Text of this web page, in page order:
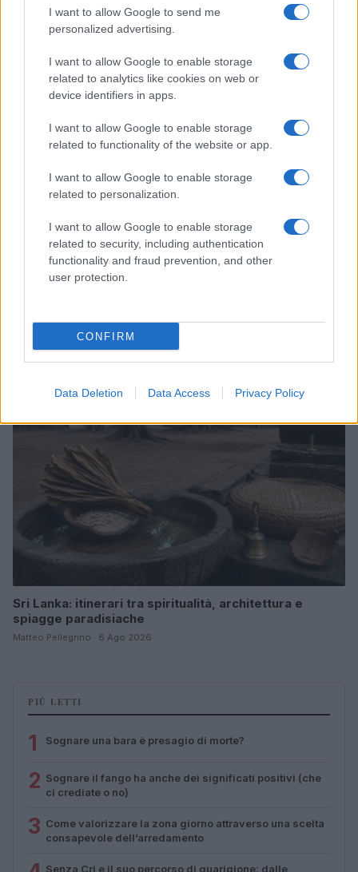
I want to allow Google to send me
personalized advertising.
I want to allow Google to enable storage
related to analytics like cookies on web or
device identifiers in apps.
I want to allow Google to enable storage
related to functionality of the website or app.
I want to allow Google to enable storage
related to personalization.
I want to allow Google to enable storage
related to security, including authentication
functionality and fraud prevention, and other
user protection.
CONFIRM
Data Deletion Data Access Privacy Policy
Come ottenere ricci morbidi e definiti con la giusta
routine di cura
Madeira nel weekend del 9 agosto
Sri Lanka: itinerari tra spiritualità, architettura e
spiagge paradisiache
Matteo Pellegrino · 8 Ago 2026
PIÙ LETTI
1 Sognare una bara è presagio di morte?
2 Sognare il fango ha anche dei significati positivi (che
ci crediate o no)
3 Come valorizzare la zona giorno attraverso una scelta
consapevole dell’arredamento
Senza Cri e il suo percorso di guarigione: dalle